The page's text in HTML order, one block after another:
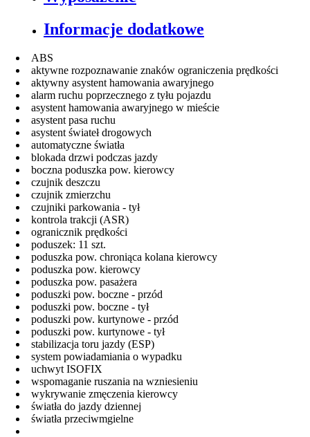
Informacje dodatkowe
ABS
aktywne rozpoznawanie znaków ograniczenia prędkości
aktywny asystent hamowania awaryjnego
alarm ruchu poprzecznego z tyłu pojazdu
asystent hamowania awaryjnego w mieście
asystent pasa ruchu
asystent świateł drogowych
automatyczne światła
blokada drzwi podczas jazdy
boczna poduszka pow. kierowcy
czujnik deszczu
czujnik zmierzchu
czujniki parkowania - tył
kontrola trakcji (ASR)
ogranicznik prędkości
poduszek: 11 szt.
poduszka pow. chroniąca kolana kierowcy
poduszka pow. kierowcy
poduszka pow. pasażera
poduszki pow. boczne - przód
poduszki pow. boczne - tył
poduszki pow. kurtynowe - przód
poduszki pow. kurtynowe - tył
stabilizacja toru jazdy (ESP)
system powiadamiania o wypadku
uchwyt ISOFIX
wspomaganie ruszania na wzniesieniu
wykrywanie zmęczenia kierowcy
światła do jazdy dziennej
światła przeciwmgielne